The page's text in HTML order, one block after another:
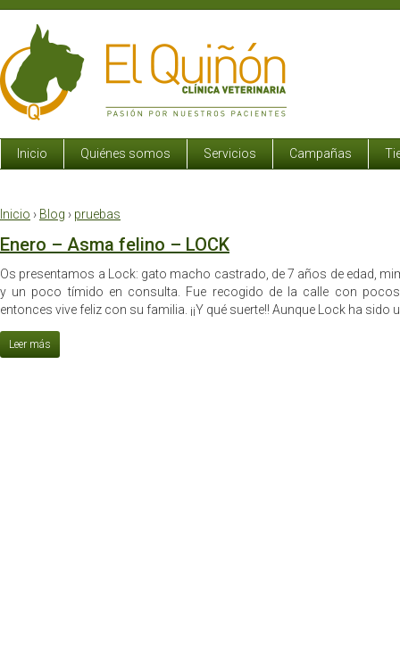
Inicio Quiénes somos Servicios Campañas
Inicio › Blog › pruebas
Enero – Asma felino – LOCK
Os presentamos a Lock: gato macho castrado, de 7 años de edad,
y un poco tímido en consulta. Fue recogido de la calle con
entonces vive feliz con su familia. ¡¡Y qué suerte!! Aunque Lock ha sido